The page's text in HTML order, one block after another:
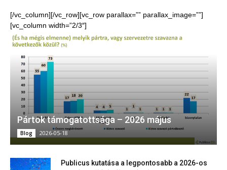
[/vc_column][/vc_row][vc_row parallax=”” parallax_image=””]
[vc_column width=”2/3″]
Pártok támogatottsága – 2026 május
Blog 2026-05-18
Publicus kutatása a legpontosabb a 2026-os